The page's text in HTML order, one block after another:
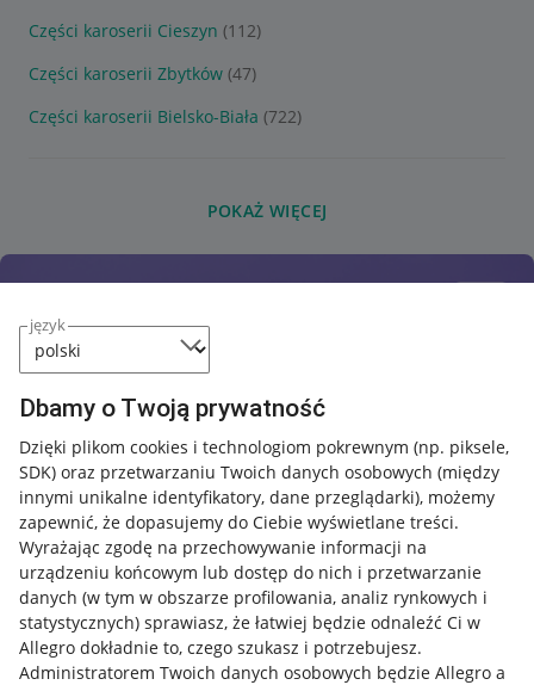
język
Dbamy o Twoją prywatność
Dzięki plikom cookies i technologiom pokrewnym (np. piksele,
SDK) oraz przetwarzaniu Twoich danych osobowych (między
innymi unikalne identyfikatory, dane przeglądarki), możemy
zapewnić, że dopasujemy do Ciebie wyświetlane treści.
Wyrażając zgodę na przechowywanie informacji na
urządzeniu końcowym lub dostęp do nich i przetwarzanie
danych (w tym w obszarze profilowania, analiz rynkowych i
statystycznych) sprawiasz, że łatwiej będzie odnaleźć Ci w
Allegro dokładnie to, czego szukasz i potrzebujesz.
Administratorem Twoich danych osobowych będzie Allegro a
Części karoserii Cieszyn (112)
Części karoserii Zbytków (47)
Części karoserii Bielsko-Biała (722)
POKAŻ WIĘCEJ